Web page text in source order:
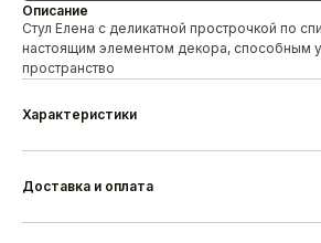
Описание
Стул Елена с деликатной прострочкой по
настоящим элементом декора, способным
пространство
Характеристики
Высота
Ширина
Доставка и оплата